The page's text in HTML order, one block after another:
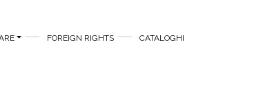
FOREIGN RIGHTS CATALOGHI